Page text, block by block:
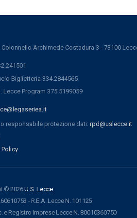
Colonnello Archimede Costadura 3 - 73100
Biglietteria 334.2844565
Lecce Program 375.5199059
responsabile protezione dati: rpd@uslecce.it
© 2026U.S. Lecce.
- R.E.A. Lecce N. 101125
e Registro Imprese Lecce N. 80010360750